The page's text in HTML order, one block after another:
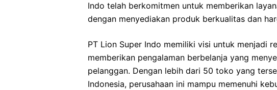
Indo telah berkomitmen untuk memberikan
dengan menyediakan produk berkualitas dan
PT Lion Super Indo memiliki visi untuk menjadi
memberikan pengalaman berbelanja yang
pelanggan. Dengan lebih dari 50 toko yang
Indonesia, perusahaan ini mampu memenuhi